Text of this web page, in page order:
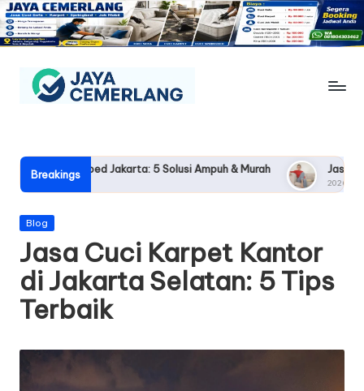
Skip
content
y
a
C
e
m
e
rl
a
Sofa,
Karpet,
Springbed
Jok
Mobil
Jogja
Breakings
Jakarta: 5 Solusi Ampuh & Murah Jasa Cuci Sofa
2026-05-21
Posted
Blog
Jasa Cuci Karpet Kantor
di Jakarta Selatan: 5 Tips
Terbaik